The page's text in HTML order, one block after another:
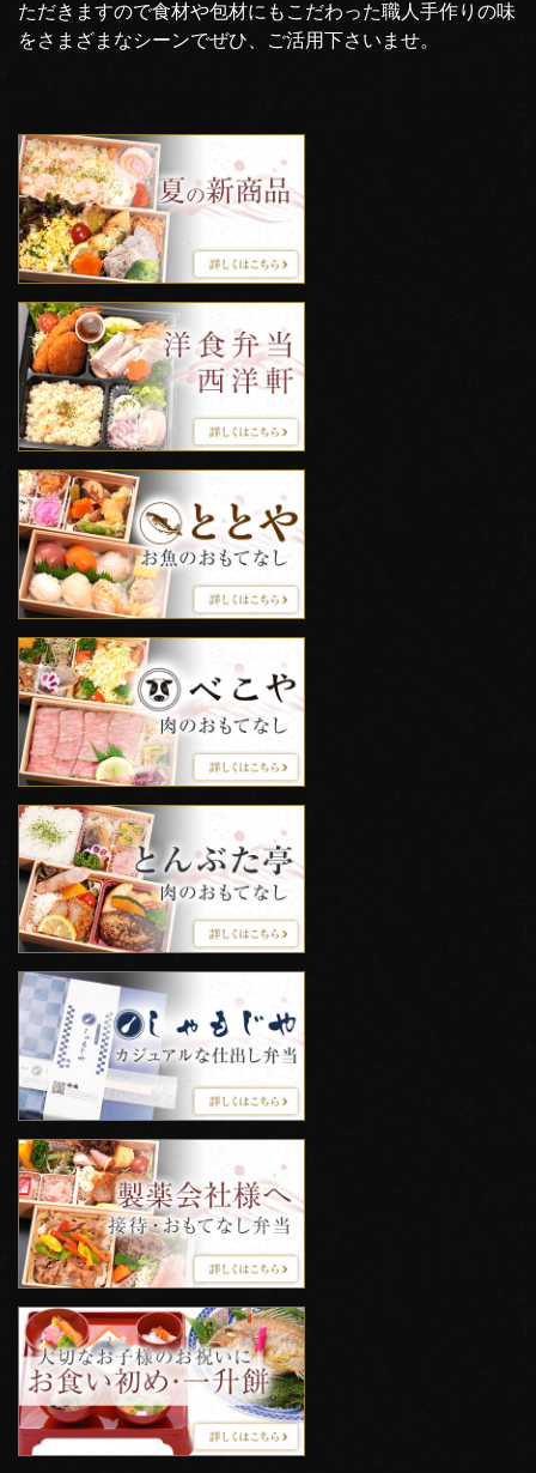
ただきますので食材や包材にもこだわった職人手作りの味
をさまざまなシーンでぜひ、ご活用下さいませ。